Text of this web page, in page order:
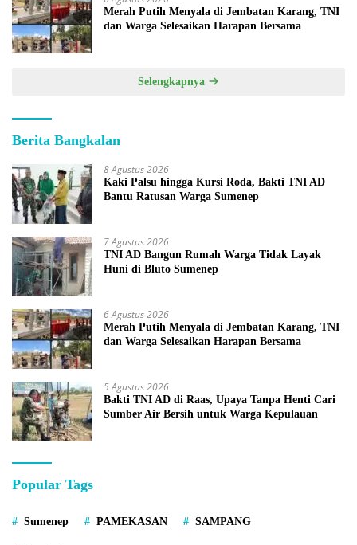
Merah Putih Menyala di Jembatan Karang, TNI
dan Warga Selesaikan Harapan Bersama
Selengkapnya
Berita Bangkalan
8 Agustus 2026
Kaki Palsu hingga Kursi Roda, Bakti TNI AD
Bantu Ratusan Warga Sumenep
7 Agustus 2026
TNI AD Bangun Rumah Warga Tidak Layak
Huni di Bluto Sumenep
6 Agustus 2026
Merah Putih Menyala di Jembatan Karang, TNI
dan Warga Selesaikan Harapan Bersama
5 Agustus 2026
Bakti TNI AD di Raas, Upaya Tanpa Henti Cari
Sumber Air Bersih untuk Warga Kepulauan
Popular Tags
Sumenep PAMEKASAN SAMPANG